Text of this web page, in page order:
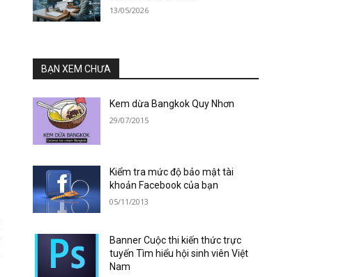
13/05/2026
BẠN XEM CHƯA
Kem dừa Bangkok Quy Nhơn
29/07/2015
Kiểm tra mức độ bảo mật tài
khoản Facebook của bạn
05/11/2013
Banner Cuộc thi kiến thức trực
tuyến Tìm hiểu hội sinh viên Việt
Nam